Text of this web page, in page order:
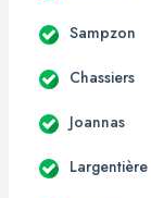
Sampzon
Chassiers
Joannas
Largentière